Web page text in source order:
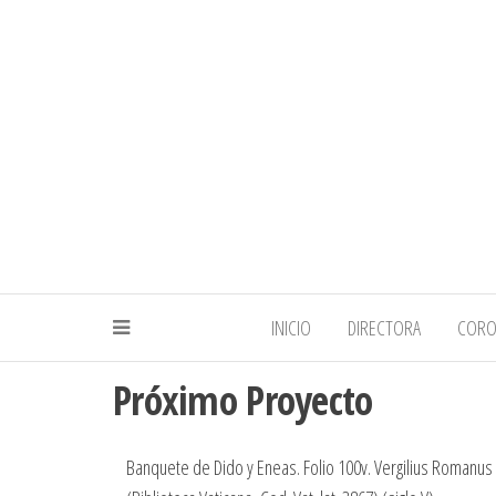
INICIO DIRECTORA CORO
Próximo Proyecto
Banquete de Dido y Eneas. Folio 100v. Vergilius Romanus